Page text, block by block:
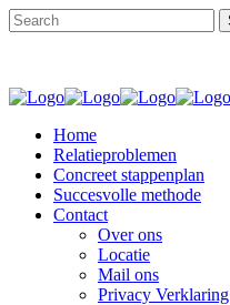
Home
Relatieproblemen
Concreet stappenplan
Succesvolle methode
Contact
Over ons
Locatie
Mail ons
Privacy Verklaring